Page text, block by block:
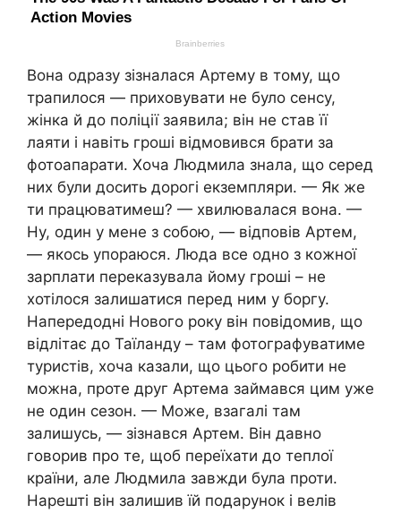
Вона одразу зізналася Артему в тому, що
трапилося — приховувати не було сенсу,
жінка й до поліції заявила; він не став її
лаяти і навіть гроші відмовився брати за
фотоапарати. Хоча Людмила знала, що серед
них були досить дорогі екземпляри. — Як же
ти працюватимеш? — хвилювалася вона. —
Ну, один у мене з собою, — відповів Артем,
— якось упораюся. Люда все одно з кожної
зарплати переказувала йому гроші – не
хотілося залишатися перед ним у боргу.
Напередодні Нового року він повідомив, що
відлітає до Таїланду – там фотографуватиме
туристів, хоча казали, що цього робити не
можна, проте друг Артема займався цим уже
не один сезон. — Може, взагалі там
залишусь, — зізнався Артем. Він давно
говорив про те, щоб переїхати до теплої
країни, але Людмила завжди була проти.
Нарешті він залишив їй подарунок і велів